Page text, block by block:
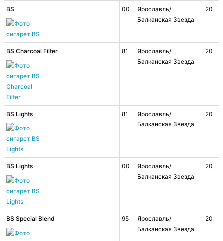
BS 00
Ярославль/
Балканская Звезда
20
BS Charcoal Filter 81
Ярославль/
Балканская Звезда
20
BS Lights 81
Ярославль/
Балканская Звезда
20
BS Lights 00
Ярославль/
Балканская Звезда
20
BS Special Blend 95
Ярославль/
Балканская Звезда
20